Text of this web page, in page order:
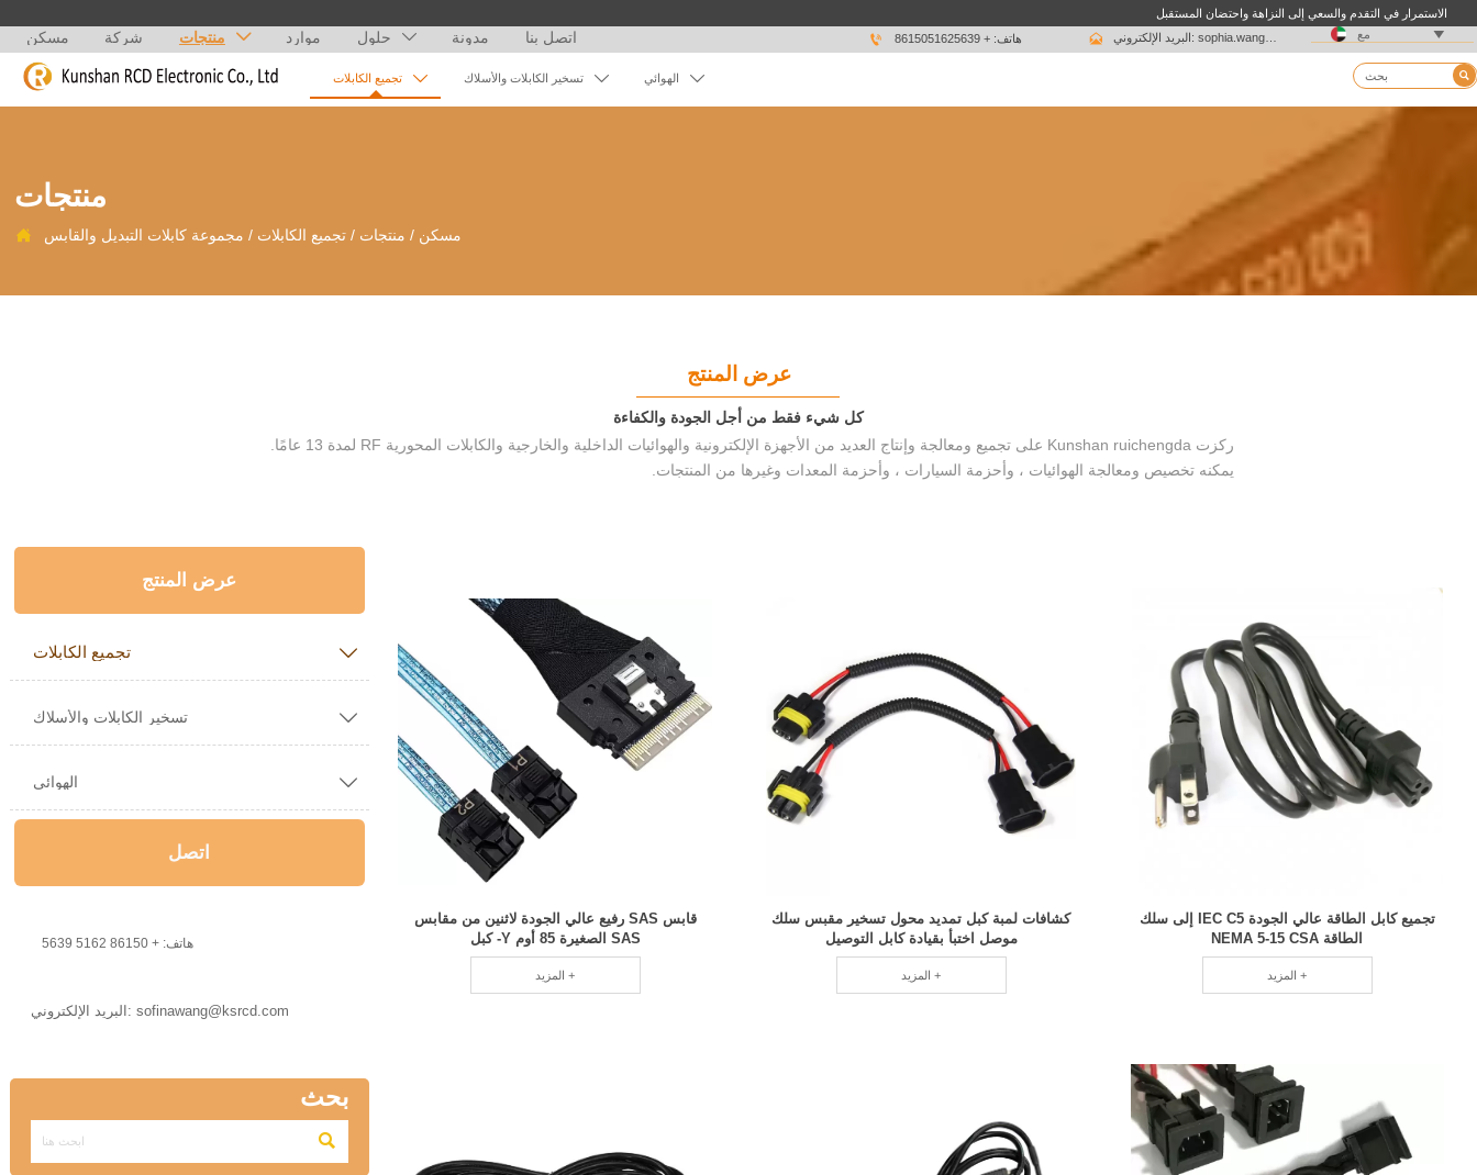
الاستمرار في التقدم والسعي إلى النزاهة واحتضان المستقبل
مسكن شركة منتجات  موارد حلول  مدونة اتصل بنا  هاتف: + 8615051625639  مع 
تجميع الكابلات  تسخير الكابلات والأسلاك  الهوائي  
منتجات
 مسكن / منتجات / تجميع الكابلات / مجموعة كابلات التبديل والقابس
عرض المنتج
كل شيء فقط من أجل الجودة والكفاءة
ركزت Kunshan ruichengda على تجميع ومعالجة وإنتاج العديد من الأجهزة الإلكترونية والهوائيات الداخلية والخارجية والكابلات المحورية RF لمدة 13 عامًا.
يمكنه تخصيص ومعالجة الهوائيات ، وأحزمة السيارات ، وأحزمة المعدات وغيرها من المنتجات.
عرض المنتج
تجميع الكابلات 
تسخير الكابلات والأسلاك 
الهوائي 
اتصل
هاتف: + 86150 5162 5639
البريد الإلكتروني: sofinawang@ksrcd.com
بحث

قابس SAS رفيع عالي الجودة لاثنين من مقابس
SAS الصغيرة 85 أوم Y- كبل
المزيد +
كشافات لمبة كبل تمديد محول تسخير مقبس سلك
موصل اختبأ بقيادة كابل التوصيل
المزيد +
تجميع كابل الطاقة عالي الجودة IEC C5 إلى سلك
الطاقة NEMA 5-15 CSA
المزيد +